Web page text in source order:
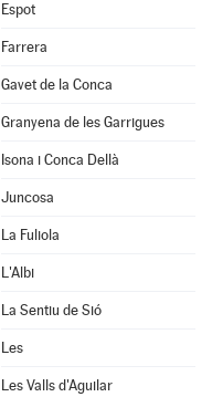
Espot
Farrera
Gavet de la Conca
Granyena de les Garrigues
Isona i Conca Dellà
Juncosa
La Fuliola
L'Albi
La Sentiu de Sió
Les
Les Valls d'Aguilar